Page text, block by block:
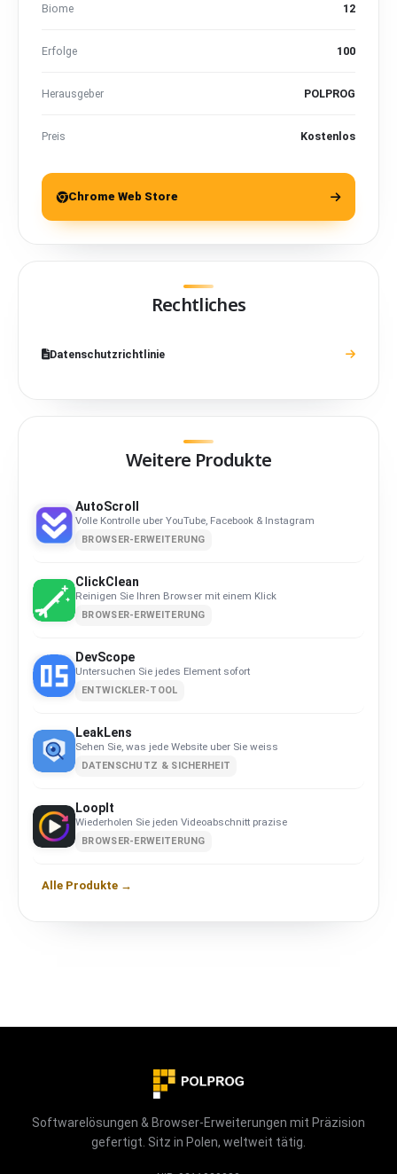
Biome 12
Erfolge 100
Herausgeber POLPROG
Preis Kostenlos
Chrome Web Store
Rechtliches
Datenschutzrichtlinie
Weitere Produkte
AutoScroll
Volle Kontrolle uber YouTube, Facebook & Instagram
BROWSER-ERWEITERUNG
ClickClean
Reinigen Sie Ihren Browser mit einem Klick
BROWSER-ERWEITERUNG
DevScope
Untersuchen Sie jedes Element sofort
ENTWICKLER-TOOL
LeakLens
Sehen Sie, was jede Website uber Sie weiss
DATENSCHUTZ & SICHERHEIT
LoopIt
Wiederholen Sie jeden Videoabschnitt prazise
BROWSER-ERWEITERUNG
Alle Produkte →
Softwarelösungen & Browser-Erweiterungen mit Präzision
gefertigt. Sitz in Polen, weltweit tätig.